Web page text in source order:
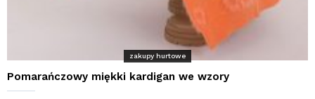
zakupy hurtowe
Pomarańczowy miękki kardigan we wzory